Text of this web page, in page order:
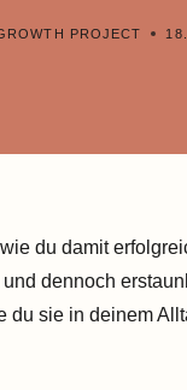
PROJECT
du damit
dennoch
sie in deinem